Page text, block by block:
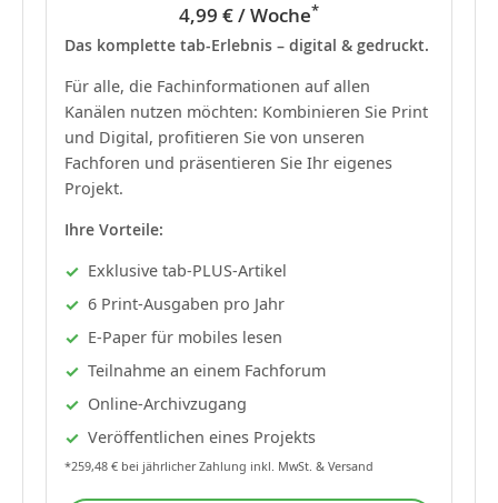
4,99 € / Woche*
Das komplette tab-Erlebnis – digital & gedruckt.
Für alle, die Fachinformationen auf allen
Kanälen nutzen möchten: Kombinieren Sie Print
und Digital, profitieren Sie von unseren
Fachforen und präsentieren Sie Ihr eigenes
Projekt.
Ihre Vorteile:
Exklusive tab-PLUS-Artikel
6 Print-Ausgaben pro Jahr
E-Paper für mobiles lesen
Teilnahme an einem Fachforum
Online-Archivzugang
Veröffentlichen eines Projekts
*259,48 € bei jährlicher Zahlung inkl. MwSt. & Versand